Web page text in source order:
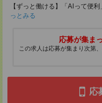
【ずっと働ける】「AIって便
っとみる
応募が集ま
この求人は応募が集まり次第
応